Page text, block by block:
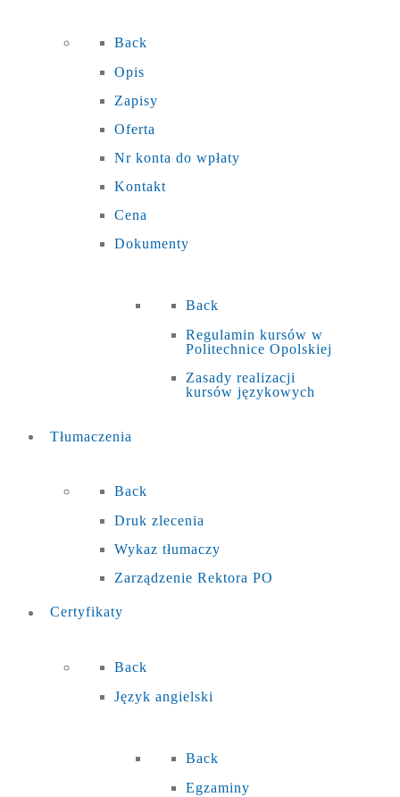
Back
Opis
Zapisy
Oferta
Nr konta do wpłaty
Kontakt
Cena
Dokumenty
Back
Regulamin kursów w
Politechnice Opolskiej
Zasady realizacji
kursów językowych
Tłumaczenia
Back
Druk zlecenia
Wykaz tłumaczy
Zarządzenie Rektora PO
Certyfikaty
Back
Język angielski
Back
Egzaminy